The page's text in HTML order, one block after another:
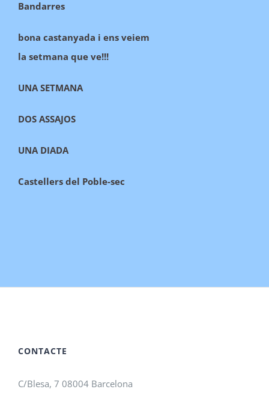
Bandarres
bona castanyada i ens veiem
la setmana que ve!!!
UNA SETMANA
DOS ASSAJOS
UNA DIADA
Castellers del Poble-sec
CONTACTE
C/Blesa, 7 08004 Barcelona